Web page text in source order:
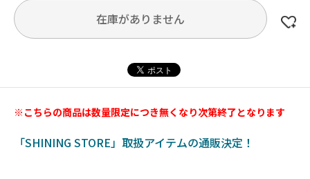
在庫がありません
※こちらの商品は数量限定につき無くなり次第終了となります
「SHINING STORE」取扱アイテムの通販決定！